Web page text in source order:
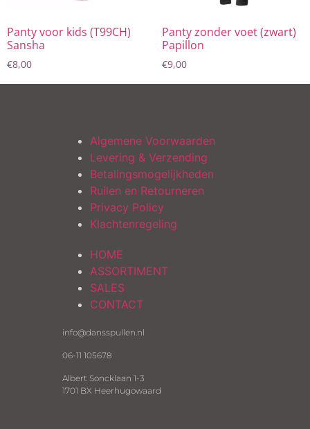
Panty voor kids (T99CH)
Sansha
€8,00
Panty zonder voet (zwart)
Papillon
€9,00
info@dansspullen.nl
06-11 105678
Albert Soncklaan 1-3
1701 BX Heerhugowaard
HOME
ASSORTIMENT
SALES
CONTACT
Algemene Voorwaarden
Levering & Verzending
Betalingsmogelijkheden
Ruilen en Retourneren
Privacy Policy
Klachtenregeling